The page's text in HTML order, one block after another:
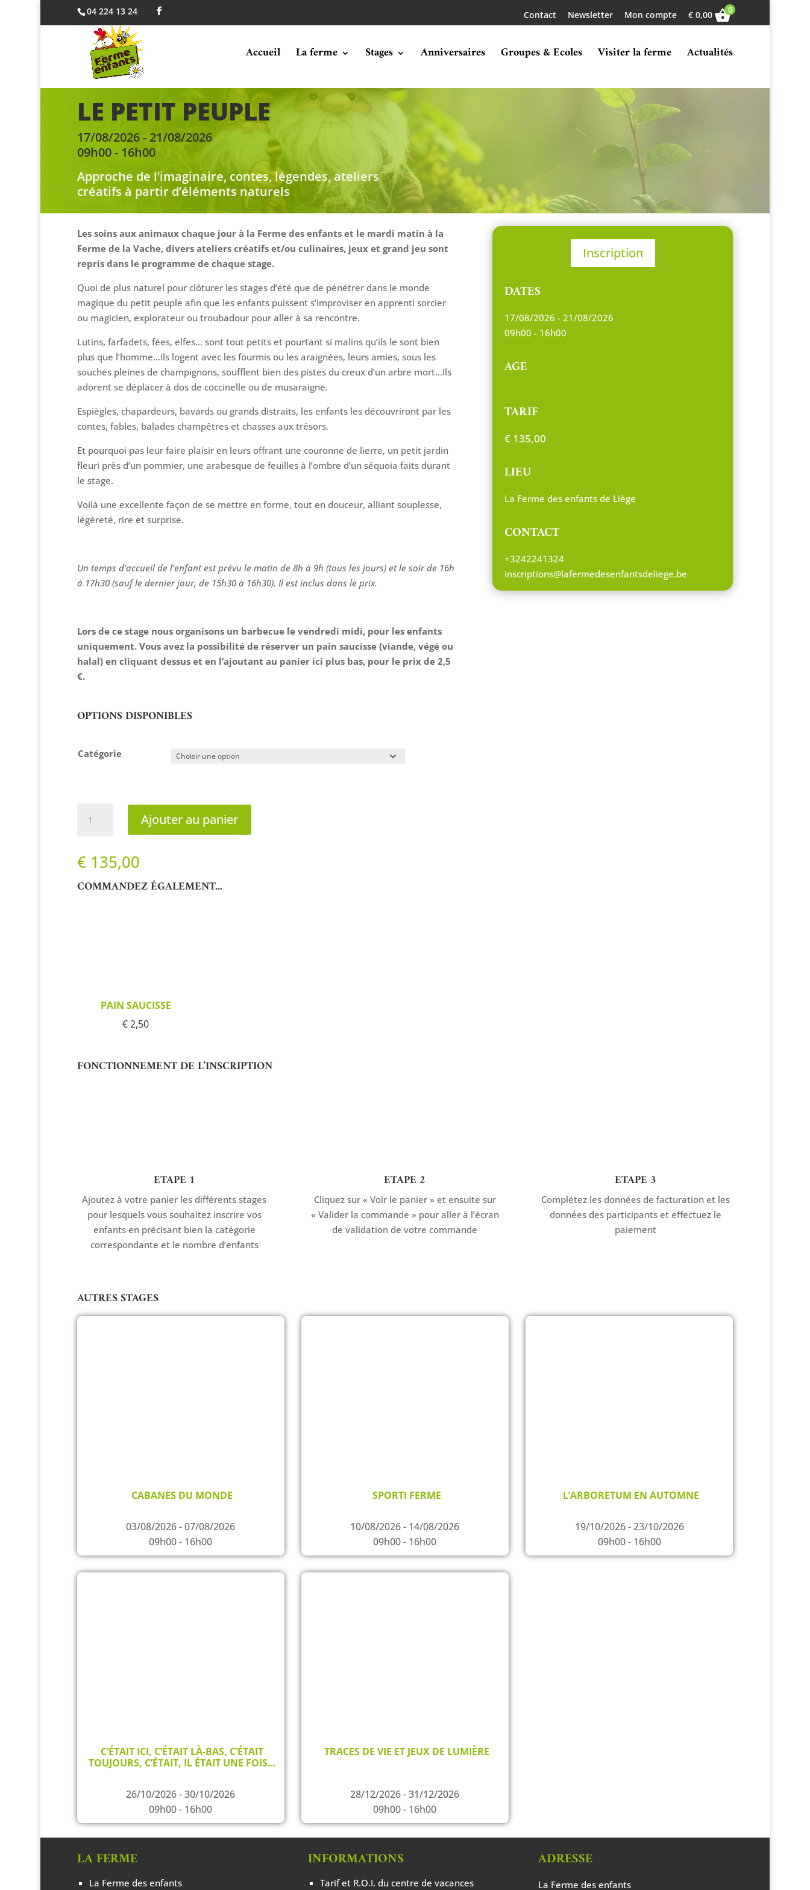
04 224 13 24 Contact Newsletter Mon compte € 0,00 0
Accueil La ferme Stages Anniversaires Groupes & Ecoles Visiter la ferme Actualités
LE PETIT PEUPLE
17/08/2026 - 21/08/2026
09h00 - 16h00
Approche de l’imaginaire, contes, légendes, ateliers
créatifs à partir d’éléments naturels
Les soins aux animaux chaque jour à la Ferme des enfants et le mardi matin à la
Ferme de la Vache, divers ateliers créatifs et/ou culinaires, jeux et grand jeu sont
repris dans le programme de chaque stage.
Quoi de plus naturel pour clôturer les stages d’été que de pénétrer dans le monde
magique du petit peuple afin que les enfants puissent s’improviser en apprenti sorcier
ou magicien, explorateur ou troubadour pour aller à sa rencontre.
Lutins, farfadets, fées, elfes… sont tout petits et pourtant si malins qu’ils le sont bien
plus que l’homme…Ils logent avec les fourmis ou les araignées, leurs amies, sous les
souches pleines de champignons, soufflent bien des pistes du creux d’un arbre mort…Ils
adorent se déplacer à dos de coccinelle ou de musaraigne.
Espiègles, chapardeurs, bavards ou grands distraits, les enfants les découvriront par les
contes, fables, balades champêtres et chasses aux trésors.
Et pourquoi pas leur faire plaisir en leurs offrant une couronne de lierre, un petit jardin
fleuri près d’un pommier, une arabesque de feuilles à l’ombre d’un séquoia faits durant
le stage.
Voilà une excellente façon de se mettre en forme, tout en douceur, alliant souplesse,
légèreté, rire et surprise.
Un temps d’accueil de l’enfant est prévu le matin de 8h à 9h (tous les jours) et le soir de 16h
à 17h30 (sauf le dernier jour, de 15h30 à 16h30). Il est inclus dans le prix.
Lors de ce stage nous organisons un barbecue le vendredi midi, pour les enfants
uniquement. Vous avez la possibilité de réserver un pain saucisse (viande, végé ou
halal) en cliquant dessus et en l’ajoutant au panier ici plus bas, pour le prix de 2,5
€.
Inscription
DATES
17/08/2026 - 21/08/2026
09h00 - 16h00
AGE
TARIF
€135,00
LIEU
La Ferme des enfants de Liège
CONTACT
+3242241324
inscriptions@lafermedesenfantsdeliege.be
OPTIONS DISPONIBLES
Catégorie
petit
peuple
Ajouter au panier
€135,00
COMMANDEZ ÉGALEMENT...
PAIN SAUCISSE
€ 2,50
FONCTIONNEMENT DE L’INSCRIPTION
ETAPE 1
Ajoutez à votre panier les différents stages
pour lesquels vous souhaitez inscrire vos
enfants en précisant bien la catégorie
correspondante et le nombre d’enfants
ETAPE 2
Cliquez sur « Voir le panier » et ensuite sur
« Valider la commande » pour aller à l’écran
de validation de votre commande
ETAPE 3
Complétez les données de facturation et les
données des participants et effectuez le
paiement
AUTRES STAGES
CABANES DU MONDE
03/08/2026 - 07/08/2026
09h00 - 16h00
SPORTI FERME
10/08/2026 - 14/08/2026
09h00 - 16h00
L’ARBORETUM EN AUTOMNE
19/10/2026 - 23/10/2026
09h00 - 16h00
C’ÉTAIT ICI, C’ÉTAIT LÀ-BAS, C’ÉTAIT
TOUJOURS, C’ÉTAIT, IL ÉTAIT UNE FOIS…
26/10/2026 - 30/10/2026
09h00 - 16h00
TRACES DE VIE ET JEUX DE LUMIÈRE
28/12/2026 - 31/12/2026
09h00 - 16h00
LA FERME
La Ferme des enfants
INFORMATIONS
Tarif et R.O.I. du centre de vacances
ADRESSE
La Ferme des enfants